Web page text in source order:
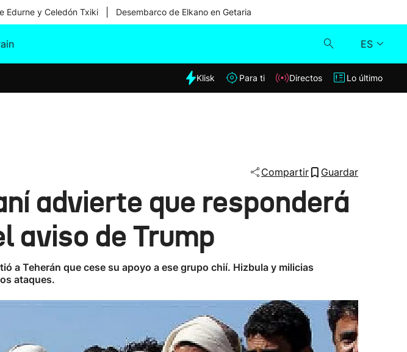
Edurne y Celedón Txiki Desembarco de Elkano en Getaria
ES
Klisk
Lo último
Klisk Para ti Directos Lo último
Compartir Guardar
advierte que responderá
aviso de Trump
a Teherán que cese su apoyo a ese grupo chií. Hizbula y milicias
ataques.